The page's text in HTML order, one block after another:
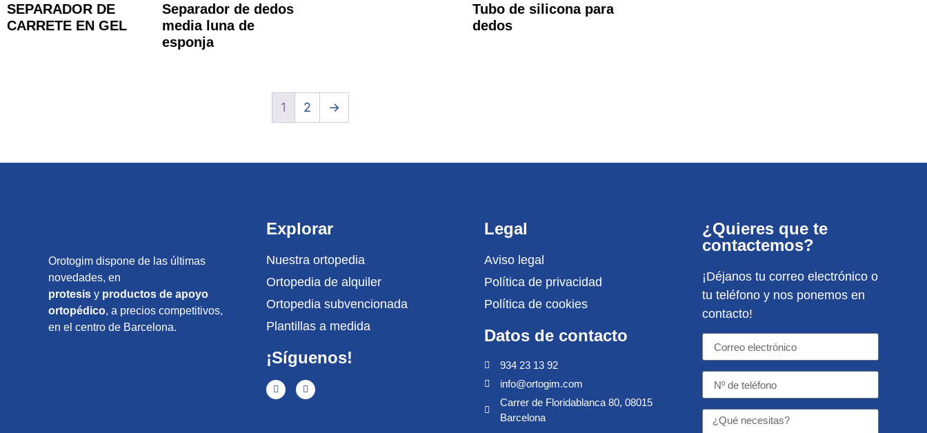
SEPARADOR DE
CARRETE EN GEL
Separador de dedos
media luna de
esponja
Tubo de silicona para
dedos
1 2 →
Orotogim dispone de las últimas
novedades, en
protesis y productos de apoyo
ortopédico, a precios competitivos,
en el centro de Barcelona.
Explorar
Nuestra ortopedia
Ortopedia de alquiler
Ortopedia subvencionada
Plantillas a medida
¡Síguenos!
Legal
Aviso legal
Política de privacidad
Política de cookies
Datos de contacto
934 23 13 92
info@ortogim.com
Carrer de Floridablanca 80, 08015
Barcelona
¿Quieres que te
contactemos?
¡Déjanos tu correo electrónico o
tu teléfono y nos ponemos en
contacto!